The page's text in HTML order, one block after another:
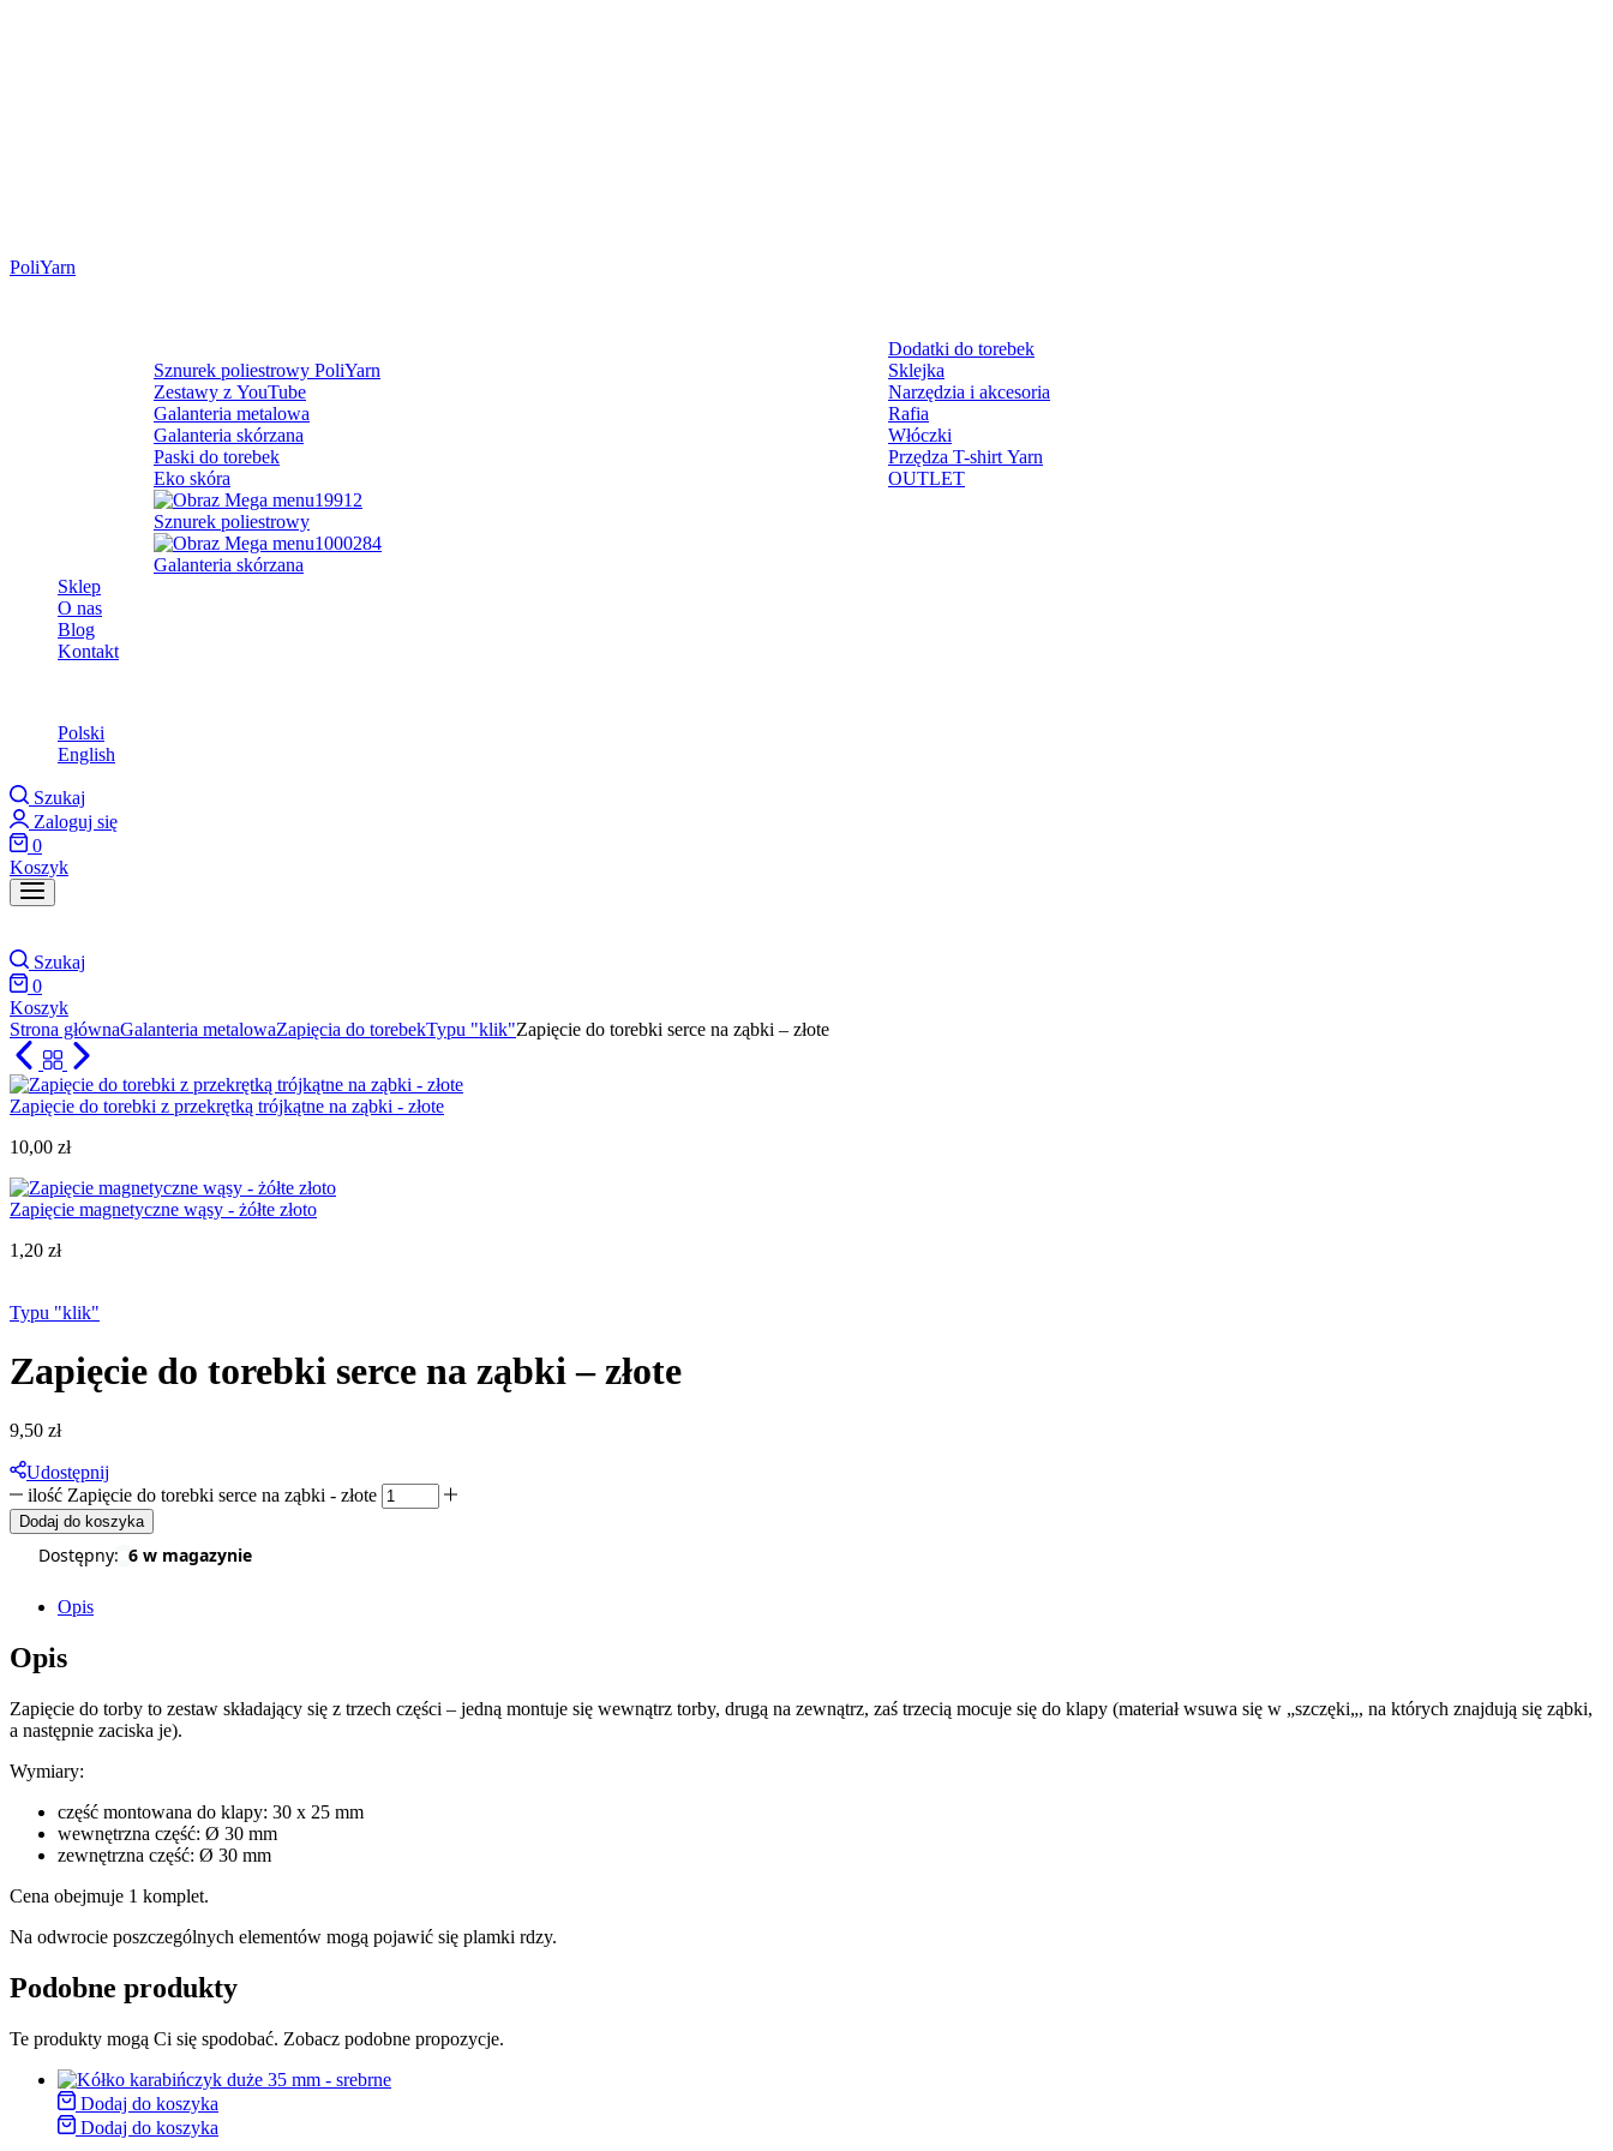
PoliYarn
Sznurek poliestrowy PoliYarn
Zestawy z YouTube
Galanteria metalowa
Galanteria skórzana
Paski do torebek
Eko skóra
Dodatki do torebek
Sklejka
Narzędzia i akcesoria
Rafia
Włóczki
Przędza T-shirt Yarn
OUTLET
Sznurek poliestrowy
Galanteria skórzana
Sklep
O nas
Blog
Kontakt
Polski
English
Szukaj
Zaloguj się
0
Koszyk
Szukaj
0
Koszyk
Strona głównaGalanteria metalowaZapięcia do torebekTypu "klik"Zapięcie do torebki serce na ząbki – złote
Zapięcie do torebki z przekrętką trójkątne na ząbki - złote
10,00 zł
Zapięcie magnetyczne wąsy - żółte złoto
1,20 zł
Typu "klik"
Zapięcie do torebki serce na ząbki – złote
9,50 zł
Udostępnij
ilość Zapięcie do torebki serce na ząbki - złote
Dodaj do koszyka
Dostępny: 6 w magazynie
Opis
Opis
Zapięcie do torby to zestaw składający się z trzech części – jedną montuje się wewnątrz torby, drugą na zewnątrz, zaś trzecią mocuje się do klapy (materiał wsuwa się w „szczęki„, na których znajdują się ząbki,
a następnie zaciska je).
Wymiary:
część montowana do klapy: 30 x 25 mm
wewnętrzna część: Ø 30 mm
zewnętrzna część: Ø 30 mm
Cena obejmuje 1 komplet.
Na odwrocie poszczególnych elementów mogą pojawić się plamki rdzy.
Podobne produkty
Te produkty mogą Ci się spodobać. Zobacz podobne propozycje.
Dodaj do koszyka
Dodaj do koszyka